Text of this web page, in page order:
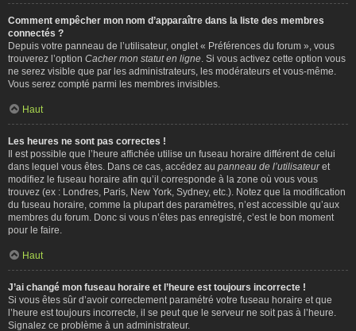
Comment empêcher mon nom d’apparaître dans la liste des membres
connectés ?
Depuis votre panneau de l’utilisateur, onglet « Préférences du forum », vous
trouverez l’option Cacher mon statut en ligne . Si vous activez cette option vous
ne serez visible que par les administrateurs, les modérateurs et vous-même.
Vous serez compté parmi les membres invisibles.
Haut
Les heures ne sont pas correctes !
Il est possible que l’heure affichée utilise un fuseau horaire différent de celui
dans lequel vous êtes. Dans ce cas, accédez au panneau de l’utilisateuret
modifiez le fuseau horaire afin qu’il corresponde à la zone où vous vous
trouvez (ex : Londres, Paris, New York, Sydney, etc.). Notez que la modification
du fuseau horaire, comme la plupart des paramètres, n’est accessible qu’aux
membres du forum. Donc si vous n’êtes pas enregistré, c’est le bon moment
pour le faire.
Haut
J’ai changé mon fuseau horaire et l’heure est toujours incorrecte !
Si vous êtes sûr d’avoir correctement paramétré votre fuseau horaire et que
l’heure est toujours incorrecte, il se peut que le serveur ne soit pas à l’heure.
Signalez ce problème à un administrateur.